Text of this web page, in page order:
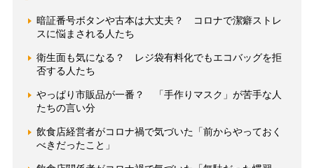
暗証番号ボタンや古本は大丈夫？ コロナで潔癖ストレ
スに悩まされる人たち
衛生面も気になる？ レジ袋有料化でもエコバッグを拒
否する人たち
やっぱり市販品が一番？ 「手作りマスク」が苦手な人
たちの言い分
飲食店経営者がコロナ禍で気づいた「前からやっておく
べきだったこと」